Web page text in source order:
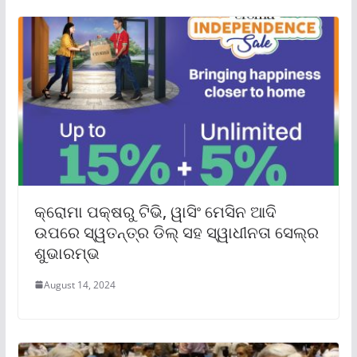
କ୍ରୋମା ପକ୍ଷରୁ ଟିଭି, ୱାସିଂ ମେସିନ ଆଦି
ଉପରେ ସ୍ୱତନ୍ତ୍ର ଡିଲ୍ ସହ ସ୍ୱାଧୀନତା ସେଲ୍‌ର
ଶୁଭାରମ୍ଭ
August 14, 2024